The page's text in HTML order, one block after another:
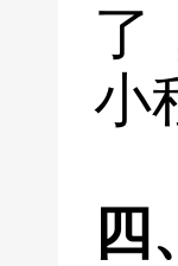
了
小
四